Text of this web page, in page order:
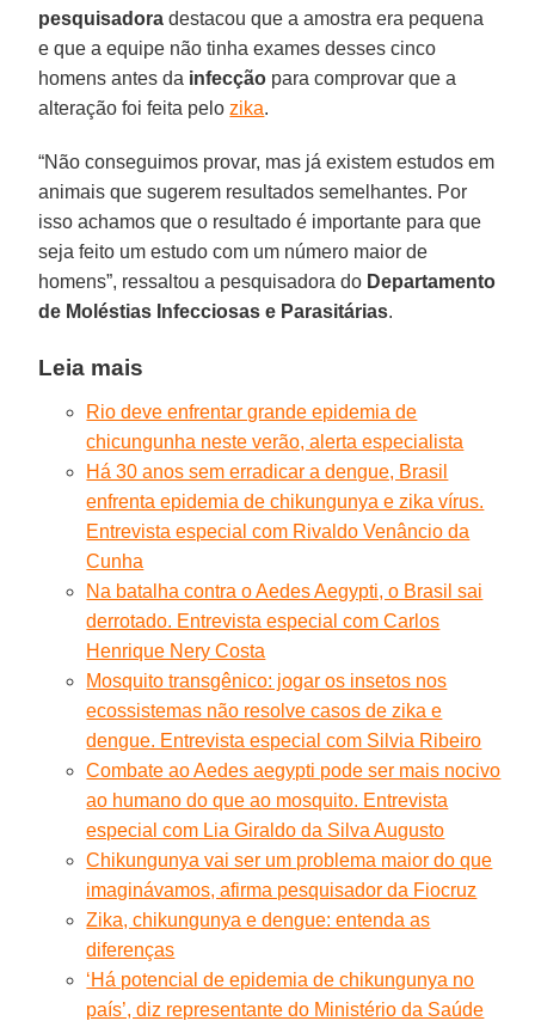
pesquisadora destacou que a amostra era pequena
e que a equipe não tinha exames desses cinco
homens antes da infecção para comprovar que a
alteração foi feita pelozika.
“Não conseguimos provar, mas já existem estudos em
animais que sugerem resultados semelhantes. Por
isso achamos que o resultado é importante para que
seja feito um estudo com um número maior de
homens”, ressaltou a pesquisadora do Departamento
de Moléstias Infecciosas e Parasitárias.
Leia mais
Rio deve enfrentar grande epidemia de
chicungunha neste verão, alerta especialista
Há 30 anos sem erradicar a dengue, Brasil
enfrenta epidemia de chikungunya e zika vírus.
Entrevista especial com Rivaldo Venâncio da
Cunha
Na batalha contra o Aedes Aegypti, o Brasil sai
derrotado. Entrevista especial com Carlos
Henrique Nery Costa
Mosquito transgênico: jogar os insetos nos
ecossistemas não resolve casos de zika e
dengue. Entrevista especial com Silvia Ribeiro
Combate ao Aedes aegypti pode ser mais nocivo
ao humano do que ao mosquito. Entrevista
especial com Lia Giraldo da Silva Augusto
Chikungunya vai ser um problema maior do que
imaginávamos, afirma pesquisador da Fiocruz
Zika, chikungunya e dengue: entenda as
diferenças
‘Há potencial de epidemia de chikungunya no
país’, diz representante do Ministério da Saúde